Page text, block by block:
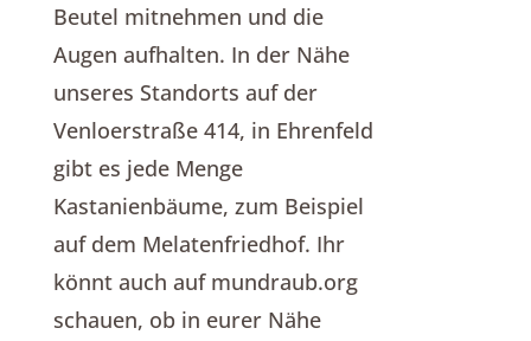
Beutel mitnehmen und die
Augen aufhalten. In der Nähe
unseres Standorts auf der
Venloerstraße 414, in Ehrenfeld
gibt es jede Menge
Kastanienbäume, zum Beispiel
auf dem Melatenfriedhof. Ihr
könnt auch auf mundraub.org
schauen, ob in eurer Nähe